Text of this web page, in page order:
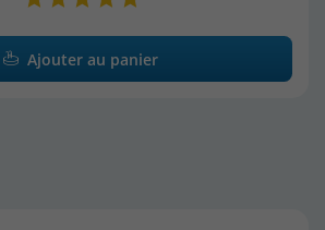
Ajouter au panier